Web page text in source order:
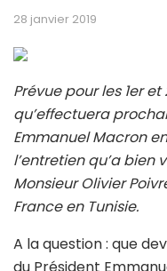
28 janvier 2019
Prévue pour les 1er et
qu’effectuera
Emmanuel Macron
l’entretien qu’a bien
Monsieur Olivier
France en Tunisie.
A la question : que
du Président